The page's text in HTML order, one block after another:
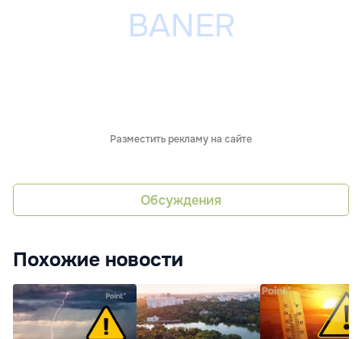
Разместить рекламу на сайте
Обсуждения
Похожие новости